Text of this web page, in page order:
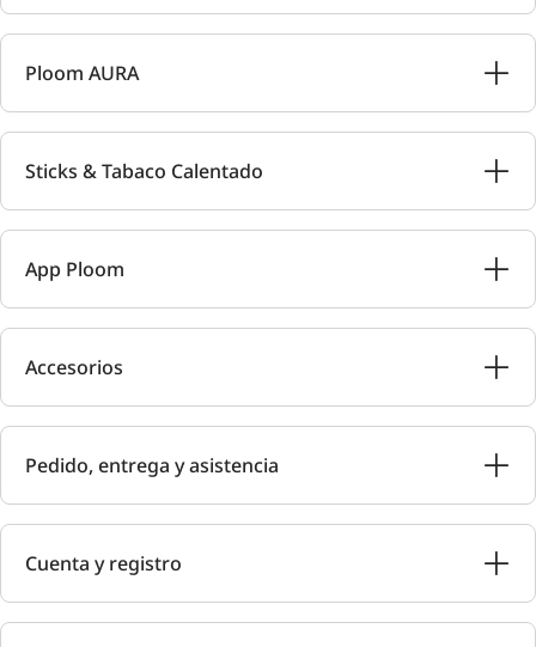
Ploom AURA
Sticks & Tabaco Calentado
App Ploom
Accesorios
Pedido, entrega y asistencia
Cuenta y registro